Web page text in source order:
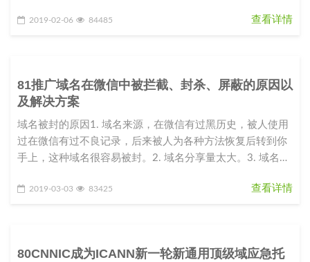
2019-02-06 84485 查看详情
81推广域名在微信中被拦截、封杀、屏蔽的原因以
及解决方案
域名被封的原因1. 域名来源，在微信有过黑历史，被人使用
过在微信有过不良记录，后来被人为各种方法恢复后转到你
手上，这种域名很容易被封。2. 域名分享量太大。3. 域名指
2019-03-03 83425 查看详情
80CNNIC成为ICANN新一轮新通用顶级域应急托